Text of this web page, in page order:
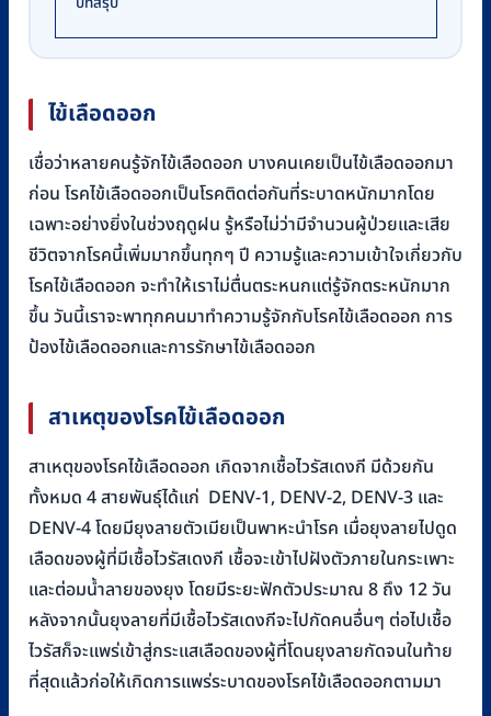
ไข้เลือดออก
เชื่อว่าหลายคนรู้จักไข้เลือดออก บางคนเคยเป็นไข้เลือดออกมา
ก่อน โรคไข้เลือดออกเป็นโรคติดต่อกันที่ระบาดหนักมากโดย
เฉพาะอย่างยิ่งในช่วงฤดูฝน รู้หรือไม่ว่ามีจำนวนผู้ป่วยและเสีย
ชีวิตจากโรคนี้เพิ่มมากขึ้นทุกๆ ปี ความรู้และความเข้าใจเกี่ยวกับ
โรคไข้เลือดออก จะทำให้เราไม่ตื่นตระหนกแต่รู้จักตระหนักมาก
ขึ้น วันนี้เราจะพาทุกคนมาทำความรู้จักกับโรคไข้เลือดออก การ
ป้องไข้เลือดออกและการรักษาไข้เลือดออก
สาเหตุของโรคไข้เลือดออก
สาเหตุของโรคไข้เลือดออก เกิดจากเชื้อไวรัสเดงกี มีด้วยกัน
ทั้งหมด 4 สายพันธุ์ได้แก่ DENV-1, DENV-2, DENV-3 และ
DENV-4 โดยมียุงลายตัวเมียเป็นพาหะนำโรค เมื่อยุงลายไปดูด
เลือดของผู้ที่มีเชื้อไวรัสเดงกี เชื้อจะเข้าไปฝังตัวภายในกระเพาะ
และต่อมน้ำลายของยุง โดยมีระยะฟักตัวประมาณ 8 ถึง 12 วัน
หลังจากนั้นยุงลายที่มีเชื้อไวรัสเดงกีจะไปกัดคนอื่นๆ ต่อไปเชื้อ
ไวรัสก็จะแพร่เข้าสู่กระแสเลือดของผู้ที่โดนยุงลายกัดจนในท้าย
ที่สุดแล้วก่อให้เกิดการแพร่ระบาดของโรคไข้เลือดออกตามมา